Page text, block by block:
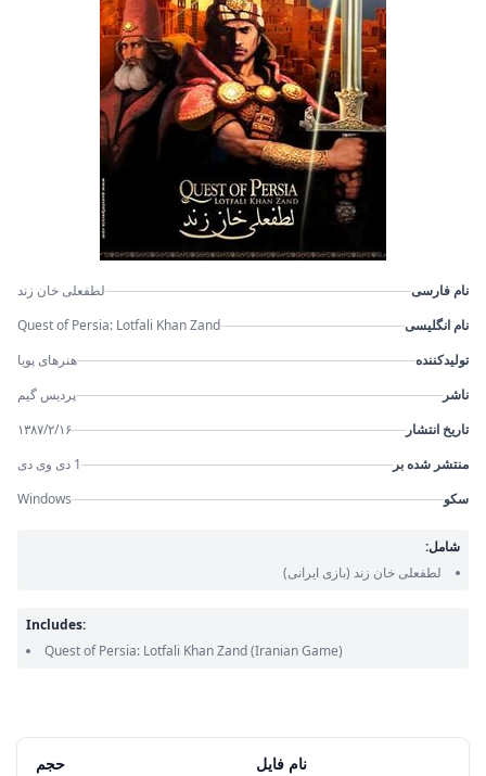
نام فایل حجم
نام فارسی
لطفعلی خان زند
نام انگلیسی
Quest of Persia: Lotfali Khan Zand
تولیدکننده
هنرهای پویا
ناشر
پردیس گیم
تاریخ انتشار
۱۳۸۷/۲/۱۶
منتشر شده بر
1 دی وی دی
سکو
Windows
شامل:
لطفعلی خان زند (بازی ایرانی)
Includes:
Quest of Persia: Lotfali Khan Zand(Iranian Game)